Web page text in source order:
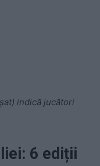
indică jucători
6 ediții